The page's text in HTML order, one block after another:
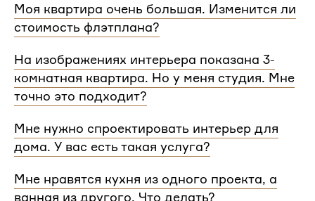
согласуем с вами планировочное решение,
расстановку мебели и важные детали. Вы
дизайнером Flatplan
Моя квартира очень большая. Изменится ли
стоимость флэтплана?
площади. Однако если у вас многоэтажный дом
или квартира, нужно будет купить флэтплан для
каждого этажа.
На изображениях интерьера показана 3-
комнатная квартира. Но у меня студия. Мне
точно это подходит?
и учитываем все детали. Любой стиль интерьера
на нашем сайте может быть адаптирован для
количеством комнат
Мне нужно спроектировать интерьер для
дома. У вас есть такая услуга?
квартир, но и для домов. Стоимость также не
зависит от площади. Однако если у вас в доме
Мне нравятся кухня из одного проекта, а
ванная из другого. Что делать?